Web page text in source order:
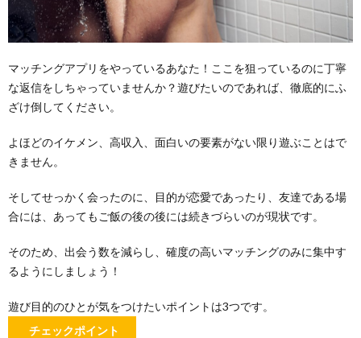
マッチングアプリをやっているあなた！ここを狙っているのに丁寧
な返信をしちゃっていませんか？遊びたいのであれば、徹底的にふ
ざけ倒してください。
よほどのイケメン、高収入、面白いの要素がない限り遊ぶことはで
きません。
そしてせっかく会ったのに、目的が恋愛であったり、友達である場
合には、あってもご飯の後の後には続きづらいのが現状です。
そのため、出会う数を減らし、確度の高いマッチングのみに集中す
るようにしましょう！
遊び目的のひとが気をつけたいポイントは3つです。
チェックポイント